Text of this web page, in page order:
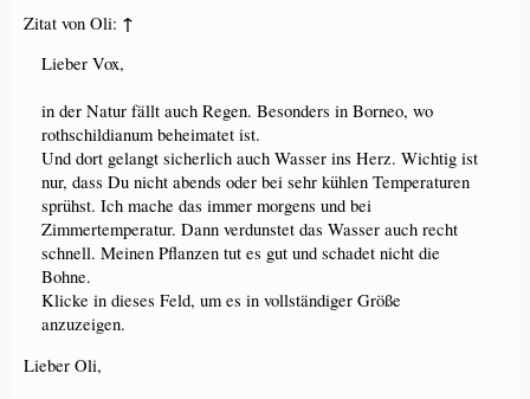
Zitat von Oli: ↑
Lieber Vox,
in der Natur fällt auch Regen. Besonders in Borneo, wo
rothschildianum beheimatet ist.
Und dort gelangt sicherlich auch Wasser ins Herz. Wichtig ist
nur, dass Du nicht abends oder bei sehr kühlen Temperaturen
sprühst. Ich mache das immer morgens und bei
Zimmertemperatur. Dann verdunstet das Wasser auch recht
schnell. Meinen Pflanzen tut es gut und schadet nicht die
Bohne.
Klicke in dieses Feld, um es in vollständiger Größe
anzuzeigen.
Lieber Oli,